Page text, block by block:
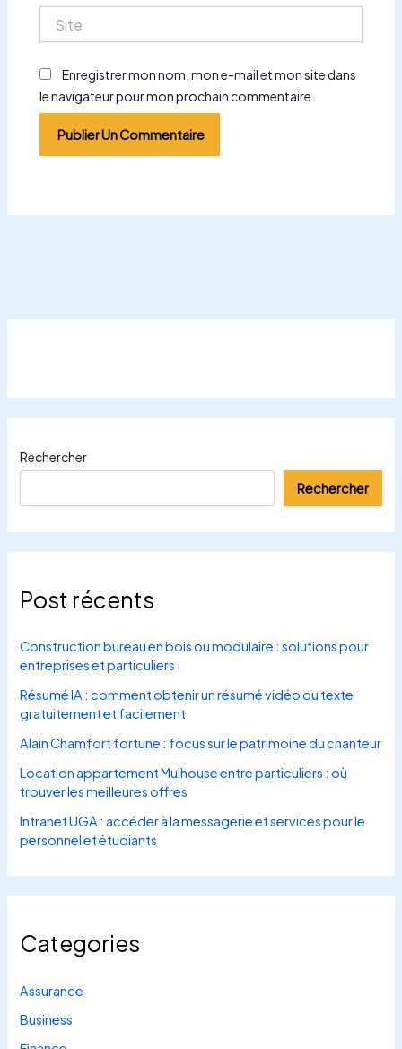
Enregistrer mon nom, mon e-mail et mon site dans
le navigateur pour mon prochain commentaire.
Rechercher
Rechercher
Post récents
Construction bureau en bois ou modulaire : solutions pour
entreprises et particuliers
Résumé IA : comment obtenir un résumé vidéo ou texte
gratuitement et facilement
Alain Chamfort fortune : focus sur le patrimoine du chanteur
Location appartement Mulhouse entre particuliers : où
trouver les meilleures offres
Intranet UGA : accéder à la messagerie et services pour le
personnel et étudiants
Categories
Assurance
Business